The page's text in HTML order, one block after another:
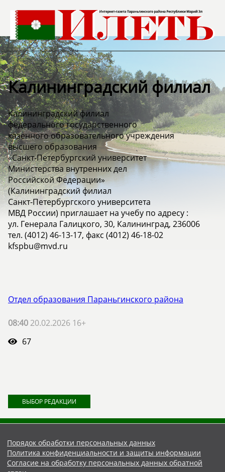
Калининградский филиал
Калининградский филиал
федерального государственного
казенного образовательного учреждения
высшего образования
«Санкт-Петербургский университет
Министерства внутренних дел
Российской Федерации»
(Калининградский филиал
Санкт-Петербургского университета
МВД России) приглашает на учебу по адресу :
ул. Генерала Галицкого, 30, Калининград, 236006
тел. (4012) 46-13-17, факс (4012) 46-18-02
kfspbu@mvd.ru
Отдел образования Параньгинского района
08:40 20.02.2026 16+
67
ВЫБОР РЕДАКЦИИ
Порядок обработки персональных данных
Политика конфиденциальности и защиты информации
Согласие на обработку персональных данных обратной